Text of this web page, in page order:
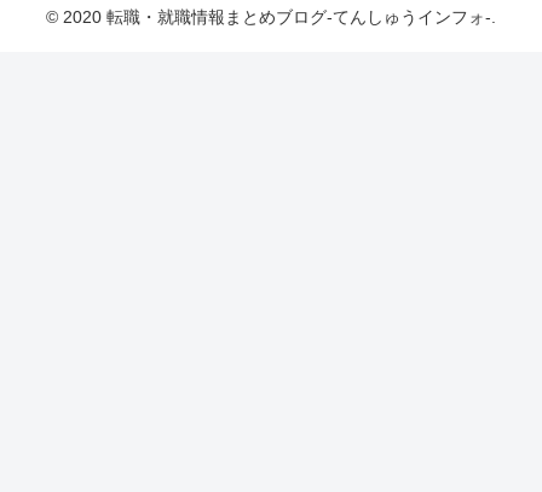
© 2020 転職・就職情報まとめブログ-てんしゅうインフォ-.